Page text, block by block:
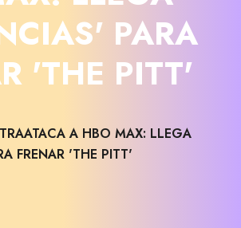
PARA
'THE PITT'
A HBO MAX: LLEGA
FRENAR 'THE PITT'